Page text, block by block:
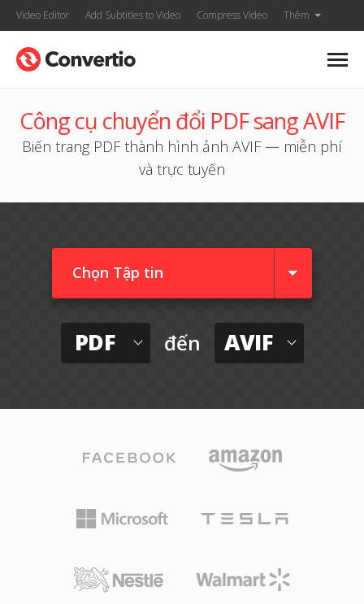
Video Editor Add Subtitles to Video Compress Video Thêm
Công cụ chuyển đổi PDF sang AVIF
Biến trang PDF thành hình ảnh AVIF — miễn phí
và trực tuyến
Chọn Tập tin
PDF đến AVIF